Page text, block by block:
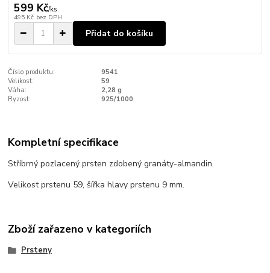
599 Kč/ks
495 Kč bez DPH
Přidat do košíku
Číslo produktu:
9541
Velikost:
59
Váha:
2,28 g
Ryzost:
925/1000
Kompletní specifikace
Stříbrný pozlacený prsten zdobený granáty-almandin.
Velikost prstenu 59, šířka hlavy prstenu 9 mm.
Zboží zařazeno v kategoriích
Prsteny